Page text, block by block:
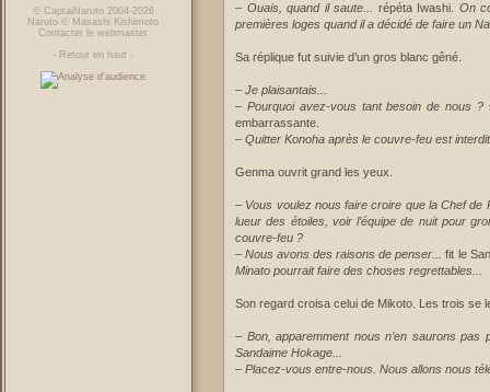
© CaptaiNaruto2004-2026
Naruto © Masashi Kishimoto
Contacter le webmaster
- Retour en haut -
– Ouais, quand il saute... répéta Iwashi. On
premières loges quand il a décidé de faire un
Sa réplique fut suivie d’un gros blanc gêné.
– Je plaisantais...
– Pourquoi avez-vous tant besoin de nous ?
embarrassante.
– Quitter Konoha après le couvre-feu est interdit
Genma ouvrit grand les yeux.
– Vous voulez nous faire croire que la Chef de
lueur des étoiles, voir l’équipe de nuit pour
couvre-feu ?
–Nous avons des raisons de penser...
fit le
Minato pourrait faire des choses regrettables...
Son regard croisa celui de Mikoto. Les trois se
– Bon, apparemment nous n’en saurons
Sandaime Hokage...
– Placez-vous entre-nous. Nous allons nous